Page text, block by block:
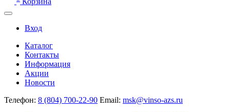
Вход
Каталог
Контакты
Информация
Акции
Новости
Телефон: 8 (804) 700-22-90 Email: msk@vinso-azs.ru